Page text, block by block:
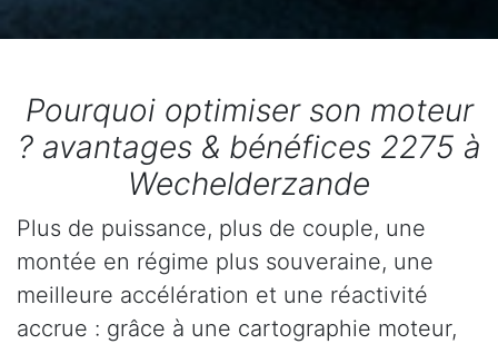
Pourquoi optimiser son moteur
? avantages & bénéfices 2275 à
Wechelderzande
Plus de puissance, plus de couple, une
montée en régime plus souveraine, une
meilleure accélération et une réactivité
accrue : grâce à une cartographie moteur,